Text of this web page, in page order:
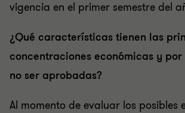
vigencia en el primer semestre del
¿Qué características tienen las
concentraciones económicas y
no ser aprobadas?
Al momento de evaluar los posibles